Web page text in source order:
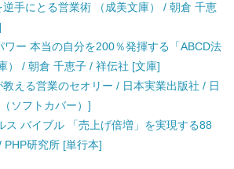
手にとる営業術 （成美文庫） / 朝倉 千恵
ワー 本当の自分を200％発揮する「ABCD法
） / 朝倉 千恵子 / 祥伝社 [文庫]
える営業のセオリー / 日本実業出版社 / 日
ソフトカバー）]
ス バイブル 「売上げ倍増」を実現する88
研究所 [単行本]